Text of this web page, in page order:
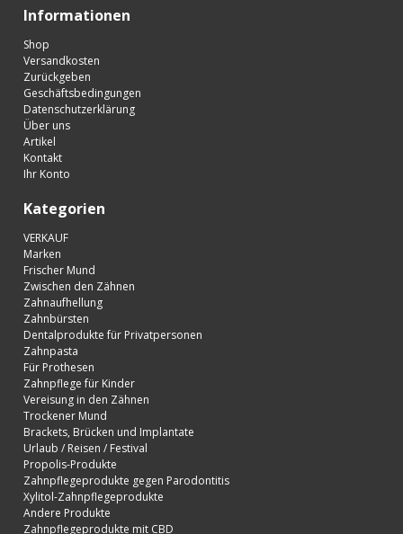
Informationen
Shop
Versandkosten
Zurückgeben
Geschäftsbedingungen
Datenschutzerklärung
Über uns
Artikel
Kontakt
Ihr Konto
Kategorien
VERKAUF
Marken
Frischer Mund
Zwischen den Zähnen
Zahnaufhellung
Zahnbürsten
Dentalprodukte für Privatpersonen
Zahnpasta
Für Prothesen
Zahnpflege für Kinder
Vereisung in den Zähnen
Trockener Mund
Brackets, Brücken und Implantate
Urlaub / Reisen / Festival
Propolis-Produkte
Zahnpflegeprodukte gegen Parodontitis
Xylitol-Zahnpflegeprodukte
Andere Produkte
Zahnpflegeprodukte mit CBD